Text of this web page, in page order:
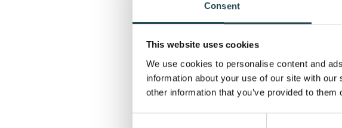
Consent
This website uses cookies
We use cookies to personalise content and
information about your use of our site with
other information that you’ve provided to